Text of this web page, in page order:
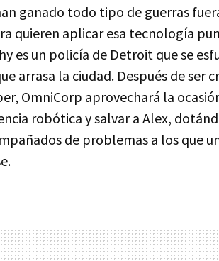
ganado todo tipo de guerras
quieren aplicar esa tecnología
es un policía de Detroit que se
arrasa la ciudad. Después de
OmniCorp aprovechará la
robótica y salvar a Alex,
de problemas a los que